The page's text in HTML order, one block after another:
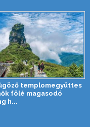
templomegyüttes
fölé magasodó
h...